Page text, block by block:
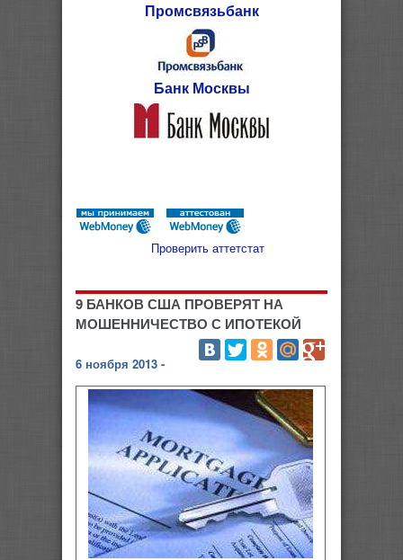
Промсвязьбанк
Банк Москвы
Проверить аттетстат
9 БАНКОВ США ПРОВЕРЯТ НА
МОШЕННИЧЕСТВО С ИПОТЕКОЙ
6 ноября 2013 -